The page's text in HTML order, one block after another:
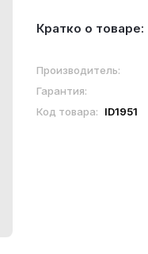
Кратко о товаре:
Производитель:
Гарантия:
Код товара:
ID1951